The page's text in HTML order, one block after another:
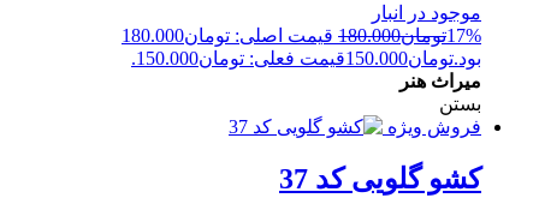
موجود در انبار
17%تومان180.000
قیمت اصلی: تومان180.000
بود.تومان150.000قیمت فعلی: تومان150.000.
میراث هنر
بستن
فروش ویژه
کشو گلویی کد 37